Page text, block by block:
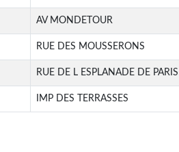
AV MONDETOUR
RUE DES MOUSSERONS
RUE DE L ESPLANADE DE PARIS
IMP DES TERRASSES